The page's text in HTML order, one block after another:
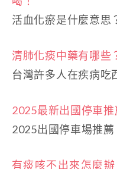
活血化瘀是什麼意思
清肺化痰中藥有哪些
台灣許多人在疾病
2025最新出國停車推
2025出國停車場推
有痰咳不出來怎麼